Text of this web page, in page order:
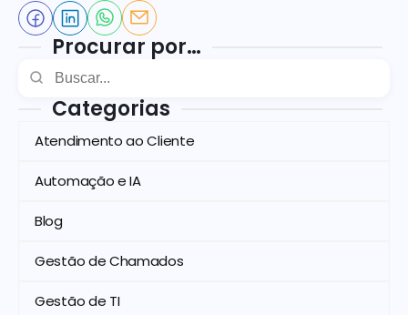
Procurar por…
Categorias
Atendimento ao Cliente
Automação e IA
Blog
Gestão de Chamados
Gestão de TI